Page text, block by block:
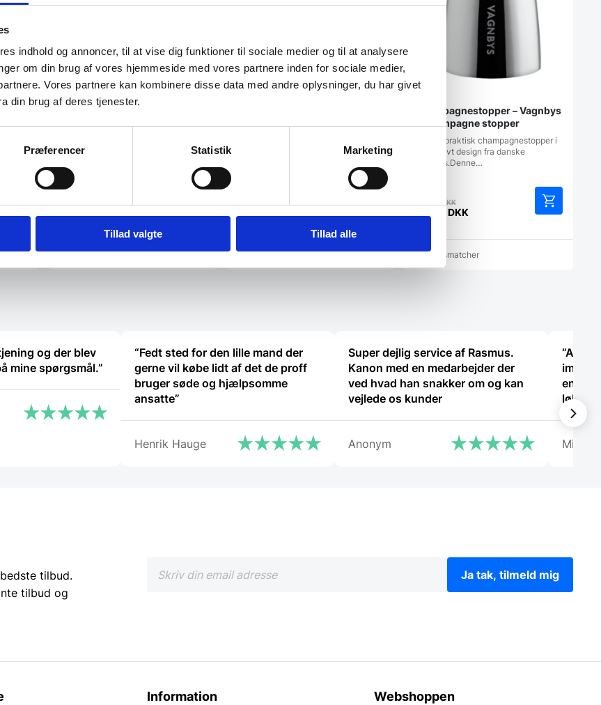
indhold og annoncer, til at vise dig funktioner til sociale medier og til at analysere
om din brug af vores hjemmeside med vores partnere inden for sociale medier,
Vores partnere kan kombinere disse data med andre oplysninger, du har givet
din brug af deres tjenester.
Præferencer Statistik Marketing
Tillad valgte Tillad alle
og
Zwilling Champagneprop –
Nikkelbelagt
Zwilling Champagneprop -
Nikkelbelagt
199,95DKK
Vi prismatcher
Dette barbord er meget klassisk og
elegant. Det er udført i solidt bøgetræ
og…
3.198,75DKK
Vi prismatcher
Champagnestopper – Vagnbys
– Champagne stopper
Lille og praktisk champagnestopper i
eksklusivt design fra danske
Vangbys.Denne…
DKKDen
oprindelige
var:
239,00 DKK.
DKK
aktuelle
prisVi prismatcher
og der blev
mine spørgsmål.”
“Fedt sted for den lille mand der
gerne vil købe lidt af det de proff
bruger søde og hjælpsomme
ansatte”
Henrik Hauge
Super dejlig service af Rasmus.
Kanon med en medarbejder der
ved hvad han snakker om og kan
vejlede os kunder
Anonym
en fejl
løbet
og
tilbud.
tilbud og
Ja tak, tilmeld mig
Information Webshoppen